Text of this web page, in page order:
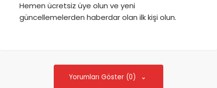
Hemen ücretsiz üye olun ve yeni
güncellemelerden haberdar olan ilk kişi olun.
Yorumları Göster (0)